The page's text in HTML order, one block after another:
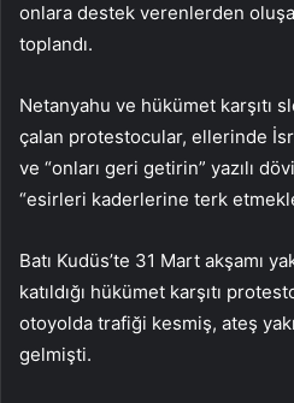
onlara destek verenlerden
toplandı.
Netanyahu ve hükümet karşıtı
çalan protestocular, ellerinde
ve “onları geri getirin” yazılı
“esirleri kaderlerine terk
Batı Kudüs’te 31 Mart akşamı
katıldığı hükümet karşıtı
otoyolda trafiği kesmiş, ateş
gelmişti.